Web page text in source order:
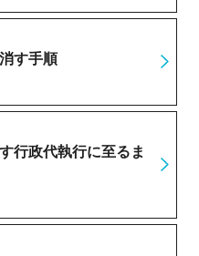
す手順
行政代執行に至るま